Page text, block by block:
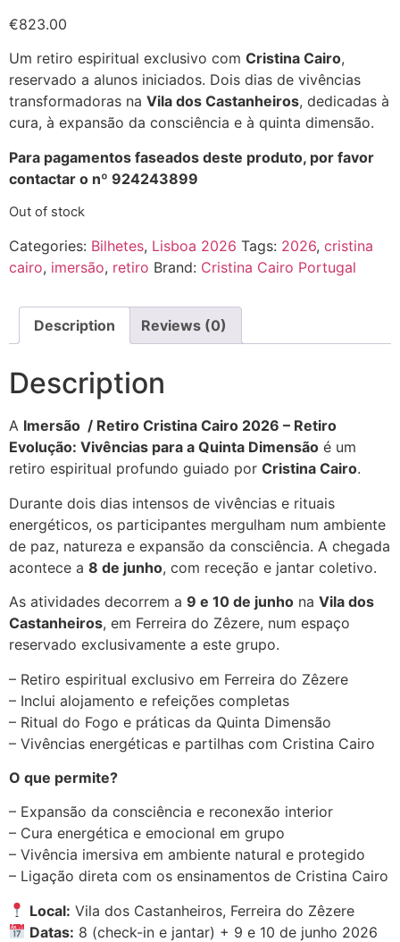
€823.00
Um retiro espiritual exclusivo com Cristina Cairo,
reservado a alunos iniciados. Dois dias de vivências
transformadoras na Vila dos Castanheiros, dedicadas à
cura, à expansão da consciência e à quinta dimensão.
Para pagamentos faseados deste produto, por favor
contactar o nº 924243899
Out of stock
Categories: Bilhetes, Lisboa 2026 Tags: 2026, cristina
cairo, imersão, retiro Brand: Cristina Cairo Portugal
Description Reviews (0)
Description
A Imersão / Retiro Cristina Cairo 2026 – Retiro
Evolução: Vivências para a Quinta Dimensão é um
retiro espiritual profundo guiado por Cristina Cairo.
Durante dois dias intensos de vivências e rituais
energéticos, os participantes mergulham num ambiente
de paz, natureza e expansão da consciência. A chegada
acontece a 8 de junho, com receção e jantar coletivo.
As atividades decorrem a 9 e 10 de junho na Vila dos
Castanheiros, em Ferreira do Zêzere, num espaço
reservado exclusivamente a este grupo.
– Retiro espiritual exclusivo em Ferreira do Zêzere
– Inclui alojamento e refeições completas
– Ritual do Fogo e práticas da Quinta Dimensão
– Vivências energéticas e partilhas com Cristina Cairo
O que permite?
– Expansão da consciência e reconexão interior
– Cura energética e emocional em grupo
– Vivência imersiva em ambiente natural e protegido
– Ligação direta com os ensinamentos de Cristina Cairo
Local: Vila dos Castanheiros, Ferreira do Zêzere
Datas: 8 (check-in e jantar) + 9 e 10 de junho 2026